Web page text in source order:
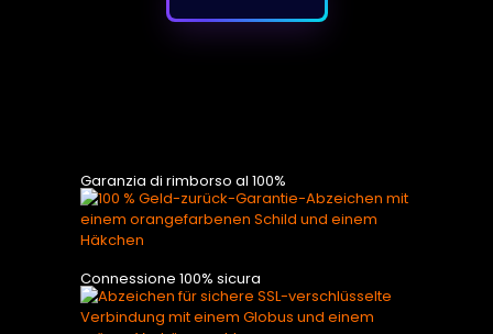
Garanzia di rimborso al 100%
Connessione 100% sicura